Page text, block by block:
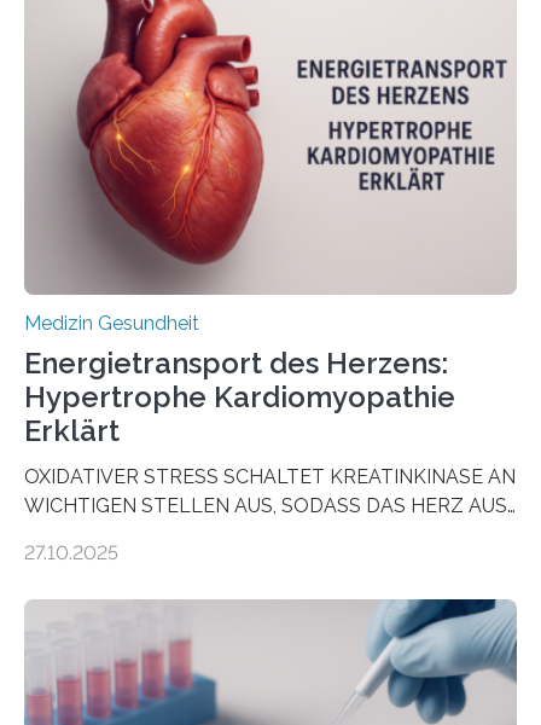
aus Gewebe von Patientinnen und Patienten –
sogenannte Organoide – genutzt werden können, um
vorab zu prüfen, welche Medikamente am besten
wirken. Dabei wurde ein Eiweiß identifiziert, das künftig
als Biomarker für die Wahl der passenden Therapie
dienen könnte. Darmkrebs zählt weltweit zu den
häufigsten Krebsarten und stellt…
Medizin Gesundheit
Energietransport des Herzens:
Hypertrophe Kardiomyopathie
Erklärt
OXIDATIVER STRESS SCHALTET KREATINKINASE AN
WICHTIGEN STELLEN AUS, SODASS DAS HERZ AUS
aus dem Deutschen Zentrum für Herzinsuffizienz
im Journal Circulation, warum der Energietransport bei
der Hypertrophen Kardiomyopathie (HCM) versagen
kann und wie sich durch eine Verringerung der
Herzbelastung und des oxidativen Stresses
27.10.2025